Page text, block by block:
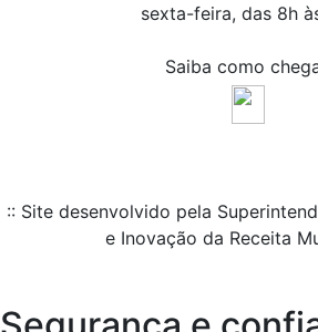
sexta-feira, das 8h
Saiba como
:: Site desenvolvido pela
e Inovação da Receita